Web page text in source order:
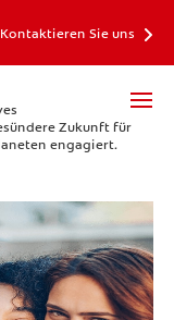
Zukunft für
engagiert.
Kontaktieren Sie uns